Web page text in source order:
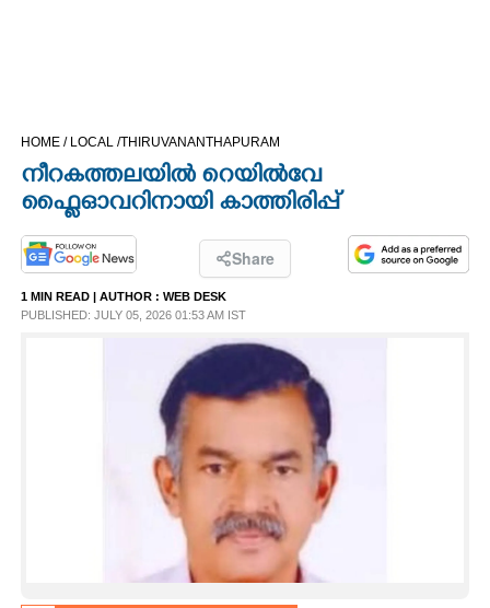
OPINION
HOME / LOCAL /THIRUVANANTHAPURAM
നീറകത്തലയിൽ റെയിൽവേ
ഫ്ലൈഓവറിനായി കാത്തിരിപ്പ്
Share
1 MIN READ | AUTHOR : WEB DESK
PUBLISHED: JULY 05, 2026 01:53 AM IST